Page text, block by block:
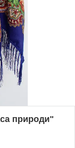
природи"